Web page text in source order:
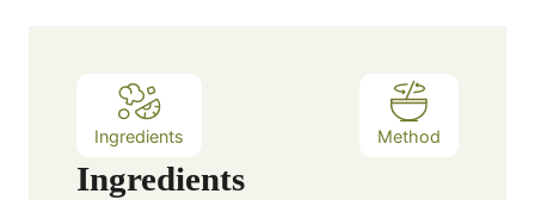
Ingredients Method
Ingredients